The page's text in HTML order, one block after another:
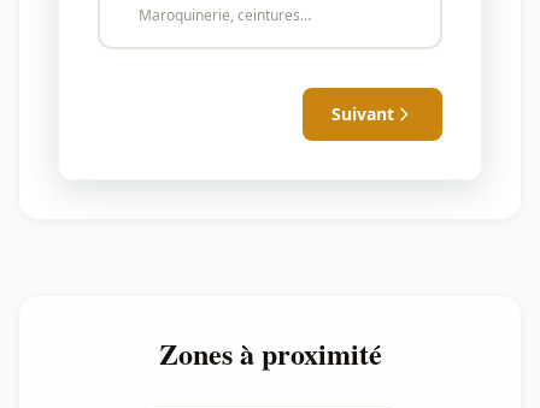
Maroquinerie, ceintures…
Suivant
Zones à proximité